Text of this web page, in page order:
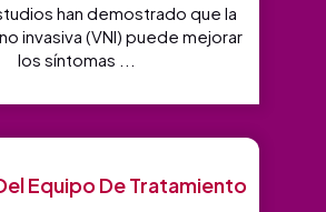
han demostrado que la
invasiva (VNI) puede mejorar
los síntomas ...
Equipo De Tratamiento